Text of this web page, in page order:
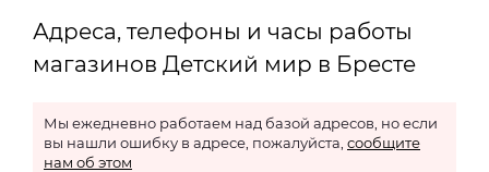
Адреса, телефоны и часы работы
магазинов Детский мир в Бресте
Мы ежедневно работаем над базой адресов, но если
вы нашли ошибку в адресе, пожалуйста, сообщите
нам об этом